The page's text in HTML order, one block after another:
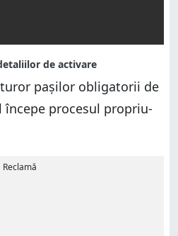
pașilor obligatorii de
procesul propriu-
Reclamă